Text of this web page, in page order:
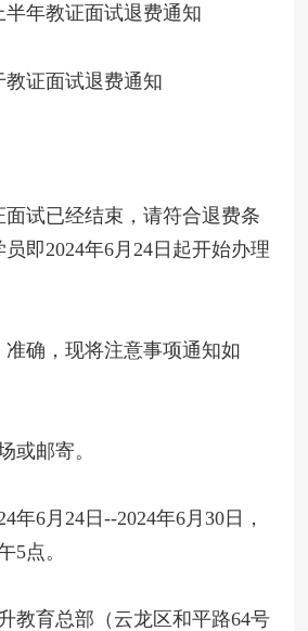
半年教证面试退费通知
教证面试退费通知
面试已经结束，请符合退费条
即2024年6 月 24日起开始办理
确，现将注意事项通知如
或邮寄。
4年6 月 24日--2024年6 月30日，
5点。
教育总部（云龙区和平路64号